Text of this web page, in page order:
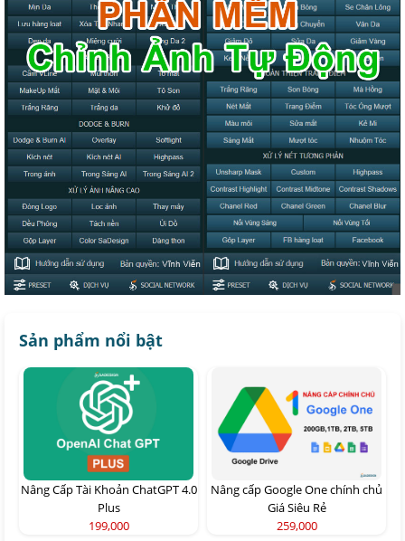
Sản phẩm nổi bật
Nâng Cấp Tài Khoản ChatGPT 4.0
Plus
199,000
Nâng cấp Google One chính chủ
Giá Siêu Rẻ
259,000